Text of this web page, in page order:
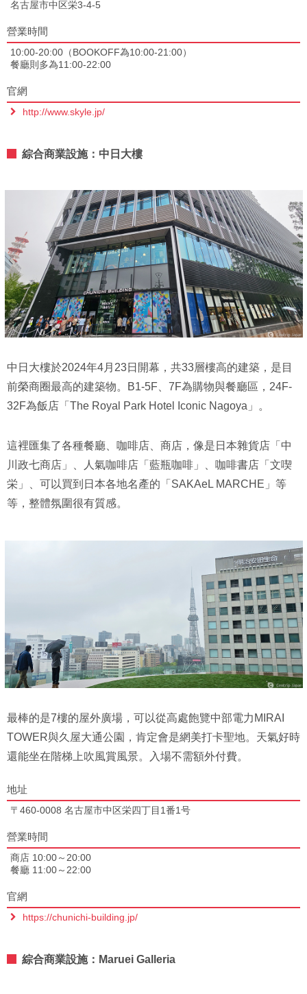
名古屋市中区栄3-4-5
營業時間
10:00-20:00（BOOKOFF為10:00-21:00）
餐廳則多為11:00-22:00
官網
http://www.skyle.jp/
綜合商業設施：中日大樓
中日大樓於2024年4月23日開幕，共33層樓高的建築，是目
前榮商圈最高的建築物。B1-5F、7F為購物與餐廳區，24F-
32F為飯店「The Royal Park Hotel Iconic Nagoya」。
這裡匯集了各種餐廳、咖啡店、商店，像是日本雜貨店「中
川政七商店」、人氣咖啡店「藍瓶咖啡」、咖啡書店「文喫
栄」、可以買到日本各地名產的「SAKAeL MARCHE」等
等，整體氛圍很有質感。
最棒的是7樓的屋外廣場，可以從高處飽覽中部電力MIRAI
TOWER與久屋大通公園，肯定會是網美打卡聖地。天氣好時
還能坐在階梯上吹風賞風景。入場不需額外付費。
地址
〒460-0008 名古屋市中区栄四丁目1番1号
營業時間
商店 10:00～20:00
餐廳 11:00～22:00
官網
https://chunichi-building.jp/
綜合商業設施：Maruei Galleria